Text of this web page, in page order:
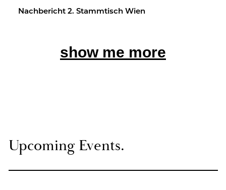
Nach­be­richt 2. Stamm­tisch Wien
show me more
Up­co­ming Events.